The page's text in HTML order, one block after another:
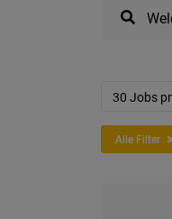
30 Jobs
Alle Filter